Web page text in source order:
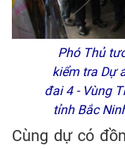
Phó Thủ
kiểm tra Dự
đai 4 - Vùng
tỉnh Bắc
Cùng dự có